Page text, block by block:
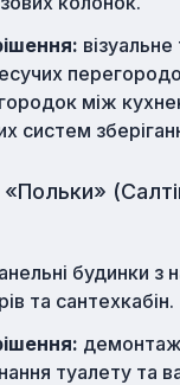
між
систем
будинки з
та сантехкабін.
демонтаж
туалету та